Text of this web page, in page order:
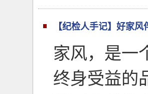
【纪检人手记】好家风
家风，是一
终身受益的